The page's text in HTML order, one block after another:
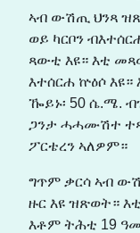
ኣብ ውሽጢ ህንጻ
ወይ ካርቦን
ጻውቲ እዩ። እቲ
እተሰርሐ ኵዕሶ
ዀይኑ፡ 50 ሴ.ሜ.
ጋንታ ሓሓሙሽተ
ፖርቴረን ኣለዎም።
ግጥም ቃርሳ ኣብ
ዙር እዩ ዝጽወት።
እቶም ትሕቲ 19